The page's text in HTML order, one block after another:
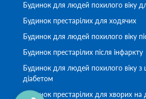
Будинок для людей похилого віку
Будинок престарілих для ходячих
Будинок для людей похилого віку
Будинок престарілих після інфаркту
Будинок для людей похилого віку з
діабетом
Будинок престарілих для хворих на